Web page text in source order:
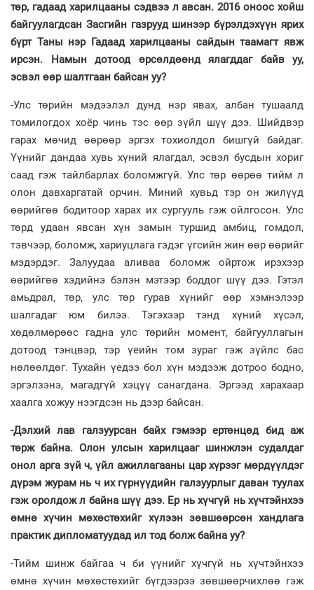
төр, гадаад харилцааны сэдвээ л авсан. 2016 оноос хойш
байгуулагдсан Засгийн газрууд шинээр бүрэлдэхүүн ярих
бүрт Таны нэр Гадаад харилцааны сайдын таамагт явж
ирсэн. Намын дотоод өрсөлдөөнд ялагддаг байв уу,
эсвэл өөр шалтгаан байсан уу?
-Улс төрийн мэдээлэл дунд нэр явах, албан тушаалд
томилогдох хоёр чинь тэс өөр зүйл шүү дээ. Шийдвэр
гарах мөчид өөрөөр эргэх тохиолдол бишгүй байдаг.
Үүнийг дандаа хувь хүний ялагдал, эсвэл бусдын хориг
саад гэж тайлбарлах боломжгүй. Улс төр өөрөө тийм л
олон давхаргатай орчин. Миний хувьд тэр он жилүүд
өөрийгөө бодитоор харах их сургууль гэж ойлгосон. Улс
төрд удаан явсан хүн замын туршид амбиц, гомдол,
тэвчээр, боломж, хариуцлага гэдэг үгсийн жин өөр өөрийг
мэдэрдэг. Залуудаа аливаа боломж ойртож ирэхээр
өөрийгөө хэдийнэ бэлэн мэтээр боддог шүү дээ. Гэтэл
амьдрал, төр, улс төр гурав хүнийг өөр хэмнэлээр
шалгадаг юм билээ. Тэгэхээр тэнд хүний хүсэл,
хөдөлмөрөөс гадна улс төрийн момент, байгууллагын
дотоод тэнцвэр, тэр үеийн том зураг гэж зүйлс бас
нөлөөлдөг. Тухайн үедээ бол хүн мэдээж дотроо бодно,
эргэлзэнэ, магадгүй хэцүү санагдана. Эргээд харахаар
хаалга хожуу нээгдсэн нь дээр байсан.
-Дэлхий лав галзуурсан байх гэмээр ертөнцөд бид аж
төрж байна. Олон улсын харилцааг шинжлэн судалдаг
онол арга зүй ч, үйл ажиллагааны цар хүрээг мөрдүүлдэг
дүрэм журам нь ч их гүрнүүдийн галзуурлыг даван туулах
гэж оролдож л байна шүү дээ. Ер нь хүчгүй нь хүчтэйнхээ
өмнө хүчин мөхөстөхийг хүлээн зөвшөөрсөн хандлага
практик дипломатуудад ил тод болж байна уу?
-Тийм шинж байгаа ч би үүнийг хүчгүй нь хүчтэйнхээ
өмнө хүчин мөхөстөхийг бүгдээрээ зөвшөөрчихлөө гэж